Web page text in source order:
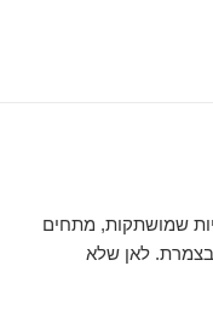
שמושתקות, מתחים
לאן שלא